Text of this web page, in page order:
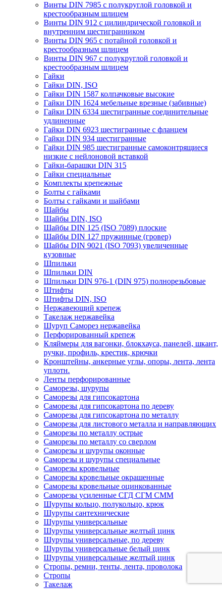
Винты DIN 7985 с полукруглой головкой и
крестообразным шлицем
Винты DIN 912 с цилиндрической головкой и
внутренним шестигранником
Винты DIN 965 с потайной головкой и
крестообразным шлицем
Винты DIN 967 с полукруглой головкой и
крестообразным шлицем
Гайки
Гайки DIN, ISO
Гайки DIN 1587 колпачковые высокие
Гайки DIN 1624 мебельные врезные (забивные)
Гайки DIN 6334 шестигранные соединительные
удлиненные
Гайки DIN 6923 шестигранные с фланцем
Гайки DIN 934 шестигранные
Гайки DIN 985 шестигранные самоконтрящиеся
низкие с нейлоновой вставкой
Гайки-барашки DIN 315
Гайки специальные
Комплекты крепежные
Болты с гайками
Болты с гайками и шайбами
Шайбы
Шайбы DIN, ISO
Шайбы DIN 125 (ISO 7089) плоские
Шайбы DIN 127 пружинные (гровер)
Шайбы DIN 9021 (ISO 7093) увеличенные
кузовные
Шпильки
Шпильки DIN
Шпильки DIN 976-1 (DIN 975) полнорезьбовые
Штифты
Штифты DIN, ISO
Нержавеющий крепеж
Такелаж нержавейка
Шуруп Саморез нержавейка
Перфорированный крепеж
Кляймеры для вагонки, блокхауса, панелей, шкант,
ручки, профиль, крестик, крючки
Кронштейны, анкерные углы, опоры, лента, лента
уплотн.
Ленты перфорированные
Саморезы, шурупы
Саморезы для гипсокартона
Саморезы для гипсокартона по дереву
Саморезы для гипсокартона по металлу
Саморезы для листового металла и направляющих
Саморезы по металлу острые
Саморезы по металлу со сверлом
Саморезы и шурупы оконные
Саморезы и шурупы специальные
Саморезы кровельные
Саморезы кровельные окрашенные
Саморезы кровельные оцинкованные
Саморезы усиленные СГД СГМ СММ
Шурупы кольцо, полукольцо, крюк
Шурупы сантехнические
Шурупы универсальные
Шурупы универсальные желтый цинк
Шурупы универсальные, по дереву
Шурупы универсальные белый цинк
Шурупы универсальные желтый цинк
Стропы, ремни, тенты, лента, проволока
Стропы
Такелаж